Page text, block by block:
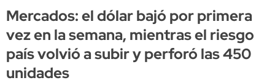
Mercados: el dólar bajó por primera
vez en la semana, mientras el riesgo
país volvió a subir y perforó las 450
unidades